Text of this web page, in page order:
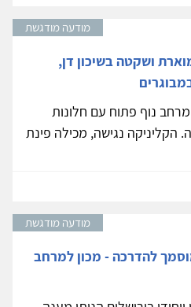
מודעה מודגשת
ושקטה בשיכון דן,
נוף פתוח עם חלונות
הקליניקה נגישה, מכילה פינת
מודעה מודגשת
להדרכה - מכון למרחב